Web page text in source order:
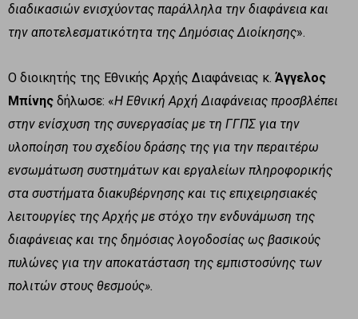
διαδικασιών ενισχύοντας παράλληλα την διαφάνεια και
την αποτελεσματικότητα της Δημόσιας Διοίκησης».
Ο διοικητής της Εθνικής Αρχής Διαφάνειας κ. Άγγελος
Μπίνης δήλωσε: «Η Εθνική Αρχή Διαφάνειας προσβλέπει
στην ενίσχυση της συνεργασίας με τη ΓΓΠΣ για την
υλοποίηση του σχεδίου δράσης της για την περαιτέρω
ενσωμάτωση συστημάτων και εργαλείων πληροφορικής
στα συστήματα διακυβέρνησης και τις επιχειρησιακές
λειτουργίες της Αρχής με στόχο την ενδυνάμωση της
διαφάνειας και της δημόσιας λογοδοσίας ως βασικούς
πυλώνες για την αποκατάσταση της εμπιστοσύνης των
πολιτών στους θεσμούς».